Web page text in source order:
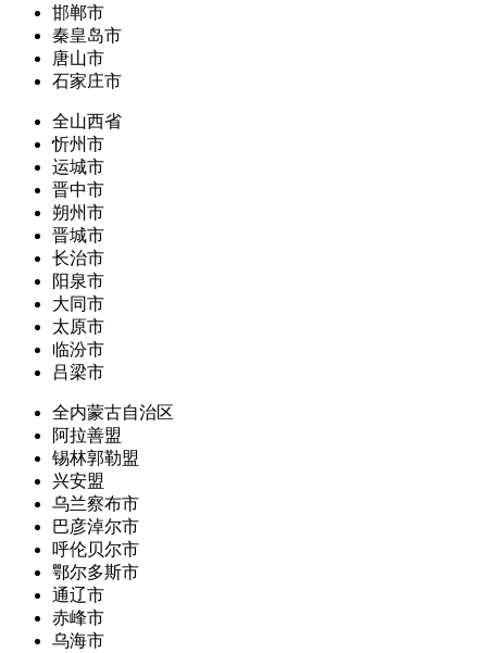
邯郸市
秦皇岛市
唐山市
石家庄市
全山西省
忻州市
运城市
晋中市
朔州市
晋城市
长治市
阳泉市
大同市
太原市
临汾市
吕梁市
全内蒙古自治区
阿拉善盟
锡林郭勒盟
兴安盟
乌兰察布市
巴彦淖尔市
呼伦贝尔市
鄂尔多斯市
通辽市
赤峰市
乌海市